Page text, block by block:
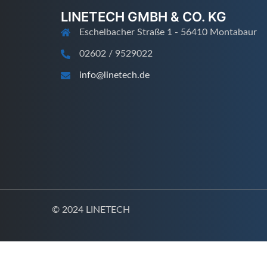
LINETECH GMBH & CO. KG
Eschelbacher Straße 1 - 56410 Montabaur
02602 / 9529022
info@linetech.de
© 2024 LINETECH